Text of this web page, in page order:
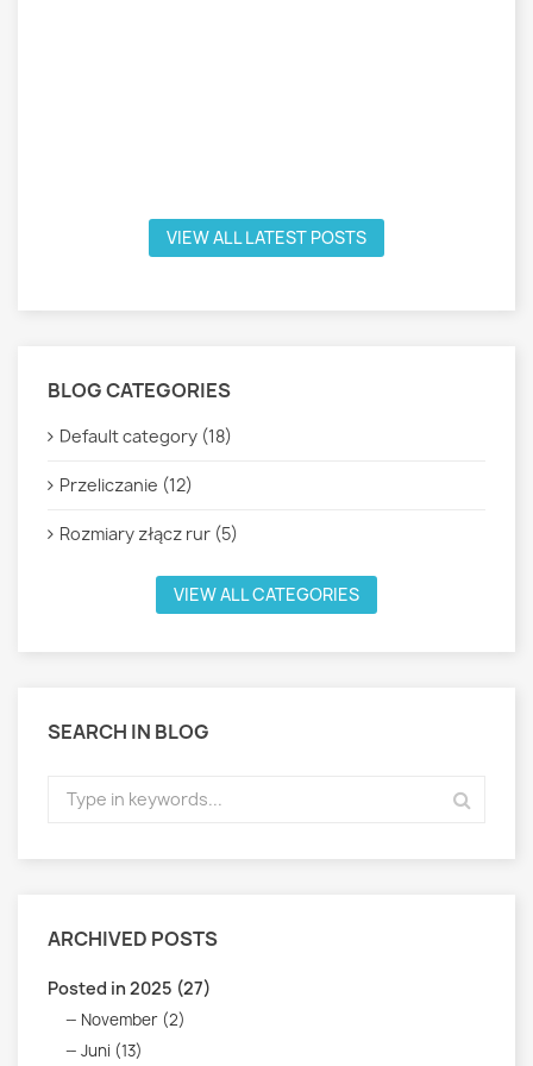
VIEW ALL LATEST POSTS
BLOG CATEGORIES
Default category (18)
Przeliczanie (12)
Rozmiary złącz rur (5)
VIEW ALL CATEGORIES
SEARCH IN BLOG
ARCHIVED POSTS
Posted in 2025 (27)
November (2)
Juni (13)